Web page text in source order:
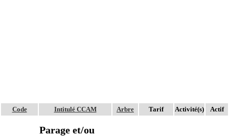
Code Intitulé CCAM Arbre Tarif Activité(s) Actif
Parage et/ou